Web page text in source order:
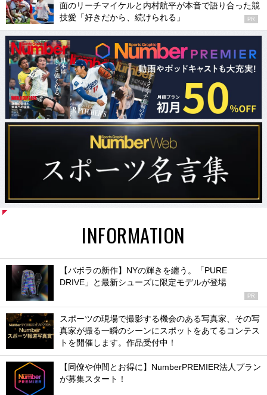
面のリーチマイケルと内村航平が本音で語り合った競
技愛「好きだから、続けられる」
PR
INFORMATION
【バボラの新作】NYの輝きを纏う。「PURE
DRIVE」と最新シューズに限定モデルが登場
PR
スポーツの現場で撮影する機会のある写真家、その写
真家が撮る一瞬のシーンにスポットをあてるコンテス
トを開催します。作品受付中！
【同僚や仲間とお得に】NumberPREMIER法人プラン
が募集スタート！